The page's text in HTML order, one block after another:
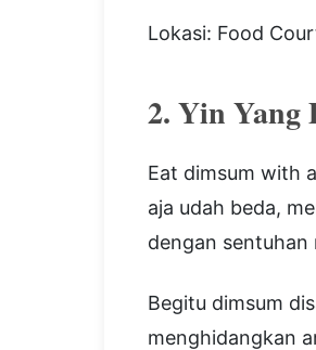
Lokasi: Food
2. Yin Yang
Eat dimsum with
aja udah beda,
dengan
Begitu dimsum
menghidangkan